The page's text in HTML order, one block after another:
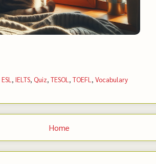
ESL , IELTS, Quiz, TESOL , TOEFL , Vocabulary
Home